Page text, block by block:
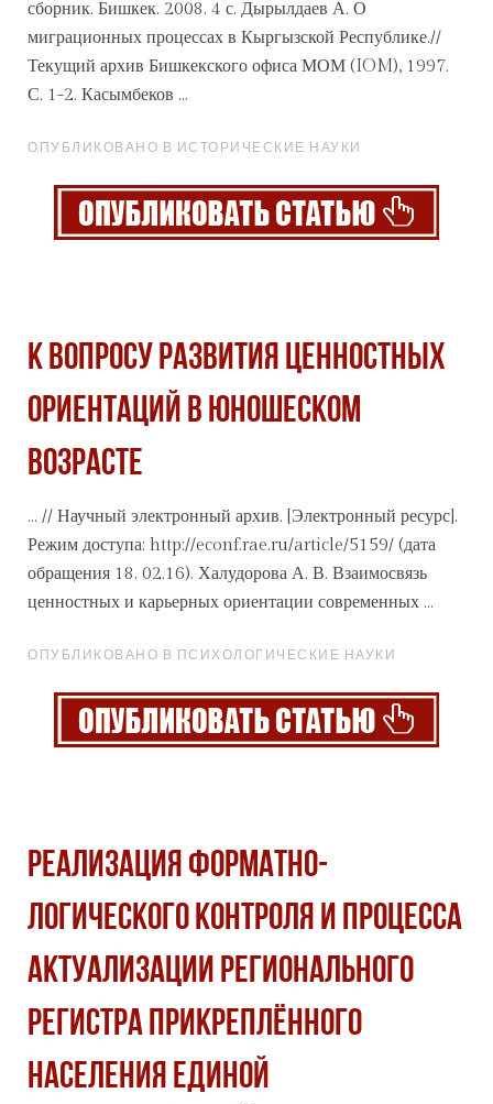
сборник. Бишкек. 2008. 4 с. Дырылдаев А. О
миграционных процессах в Кыргызской Республике.//
Текущий архив Бишкекского офиса МОМ (IOM), 1997.
С. 1-2. Касымбеков ...
ОПУБЛИКОВАНО В ИСТОРИЧЕСКИЕ НАУКИ
К ВОПРОСУ РАЗВИТИЯ ЦЕННОСТНЫХ
ОРИЕНТАЦИЙ В ЮНОШЕСКОМ
ВОЗРАСТЕ
... // Научный электронный архив. [Электронный ресурс].
Режим доступа: http://econf.rae.ru/article/5159/ (дата
обращения 18. 02.16). Халудорова А. В. Взаимосвязь
ценностных и карьерных ориентации современных ...
ОПУБЛИКОВАНО В ПСИХОЛОГИЧЕСКИЕ НАУКИ
РЕАЛИЗАЦИЯ ФОРМАТНО-
ЛОГИЧЕСКОГО КОНТРОЛЯ И ПРОЦЕССА
АКТУАЛИЗАЦИИ РЕГИОНАЛЬНОГО
РЕГИСТРА ПРИКРЕПЛЁННОГО
НАСЕЛЕНИЯ ЕДИНОЙ